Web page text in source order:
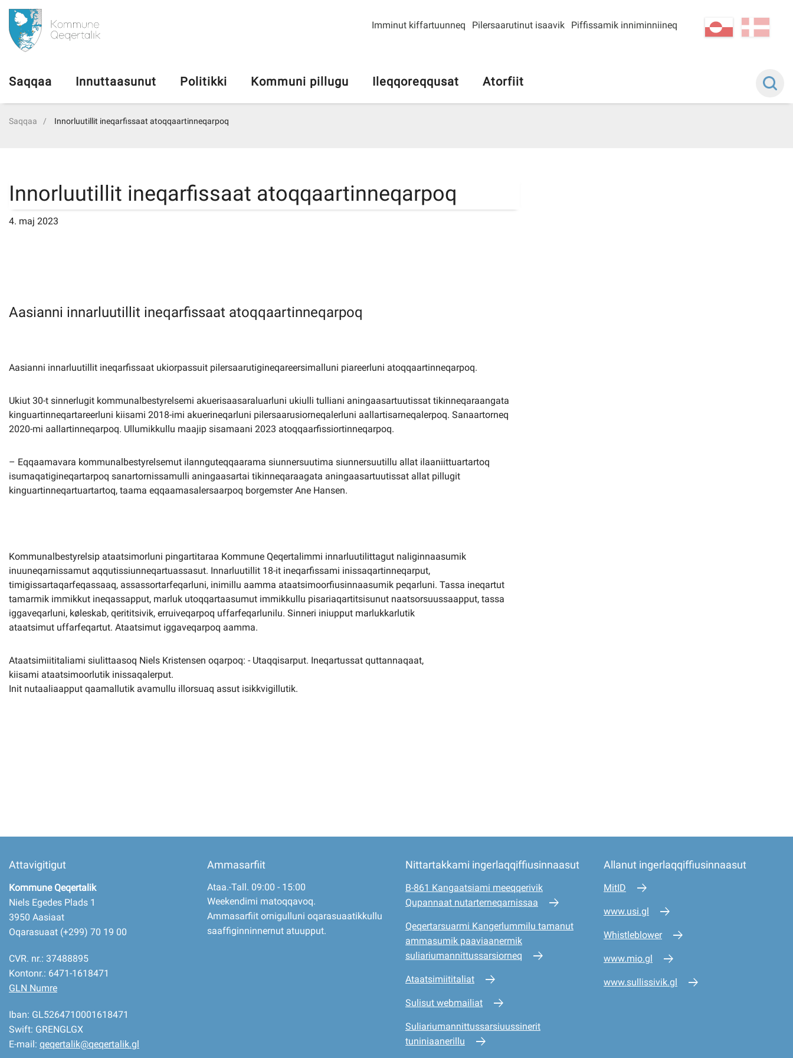
Ileqqoreqqusat
Piffissamik inniminniineq
kl-GL
Imminut kiffartuunneq Pilersaarutinut isaavik Piffissamik inniminniineq
Saqqaa Innuttaasunut Politikki Kommuni pillugu Ileqqoreqqusat Atorfiit
Saqqaa Innorluutillit ineqarfissaat atoqqaartinneqarpoq
Innorluutillit ineqarfissaat atoqqaartinneqarpoq
4. maj 2023
Aasianni innarluutillit ineqarfissaat atoqqaartinneqarpoq
Aasianni innarluutillit ineqarfissaat ukiorpassuit pilersaarutigineqareersimalluni piareerluni atoqqaartinneqarpoq.
Ukiut 30-t sinnerlugit kommunalbestyrelsemi akuerisaasaraluarluni ukiulli tulliani aningaasartuutissat tikinneqaraangata
kinguartinneqartareerluni kiisami 2018-imi akuerineqarluni pilersaarusiorneqalerluni aallartisarneqalerpoq. Sanaartorneq
2020-mi aallartinneqarpoq. Ullumikkullu maajip sisamaani 2023 atoqqaarfissiortinneqarpoq.
– Eqqaamavara kommunalbestyrelsemut ilannguteqqaarama siunnersuutima siunnersuutillu allat ilaaniittuartartoq
isumaqatigineqartarpoq sanartornissamulli aningaasartai tikinneqaraagata aningaasartuutissat allat pillugit
kinguartinneqartuartartoq, taama eqqaamasalersaarpoq borgemster Ane Hansen.
Kommunalbestyrelsip ataatsimorluni pingartitaraa Kommune Qeqertalimmi innarluutilittagut naliginnaasumik
inuuneqarnissamut aqqutissiunneqartuassasut. Innarluutillit 18-it ineqarfissami inissaqartinneqarput,
timigissartaqarfeqassaaq, assassortarfeqarluni, inimillu aamma ataatsimoorfiusinnaasumik peqarluni. Tassa ineqartut
tamarmik immikkut ineqassapput, marluk utoqqartaasumut immikkullu pisariaqartitsisunut naatsorsuussaapput, tassa
iggaveqarluni, køleskab, qerititsivik, erruiveqarpoq uffarfeqarlunilu. Sinneri iniupput marlukkarlutik
ataatsimut uffarfeqartut. Ataatsimut iggaveqarpoq aamma.
Ataatsimiititaliami siulittaasoq Niels Kristensen oqarpoq: - Utaqqisarput. Ineqartussat quttannaqaat,
kiisami ataatsimoorlutik inissaqalerput.
Init nutaaliaapput qaamallutik avamullu illorsuaq assut isikkvigillutik.
Attavigitigut
Kommune Qeqertalik
Niels Egedes Plads 1
3950 Aasiaat
Oqarasuaat (+299) 70 19 00
CVR. nr.: 37488895
Kontonr.: 6471-1618471
GLN Numre
Iban: GL5264710001618471
Swift: GRENGLGX
E-mail: qeqertalik@qeqertalik.gl
Ammasarfiit
Ataa.-Tall. 09:00 - 15:00
Weekendimi matoqqavoq.
Ammasarfiit ornigulluni oqarasuaatikkullu
saaffiginninnernut atuupput.
Nittartakkami ingerlaqqiffiusinnaasut
B-861 Kangaatsiami meeqqerivik
Qupannaat nutarterneqarnissaa
Qeqertarsuarmi Kangerlummilu tamanut
ammasumik paaviaanermik
suliariumannittussarsiorneq
Ataatsimiititaliat
Sulisut webmailiat
Suliariumannittussarsiuussinerit
tuniniaanerillu
Allanut ingerlaqqiffiusinnaasut
MitID
www.usi.gl
Whistleblower
www.mio.gl
www.sullissivik.gl